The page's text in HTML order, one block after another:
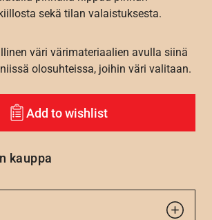
sekä tilan valaistuksesta.
väri värimateriaalien avulla siinä
olosuhteissa, joihin väri valitaan.
Add to wishlist
kauppa